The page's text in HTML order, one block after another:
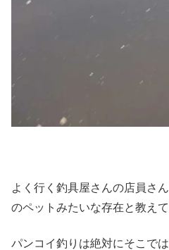
よく行く釣具屋さんの店員さ
のペットみたいな存在と教えて
パンコイ釣りは絶対にそこで